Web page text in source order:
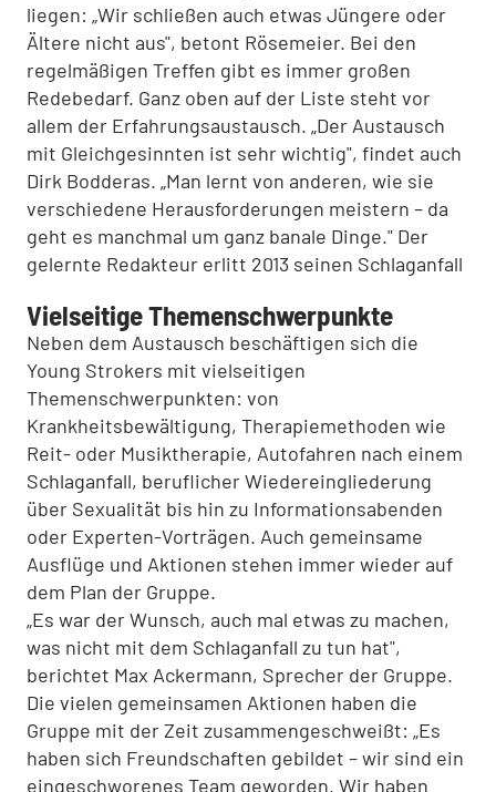
liegen: „Wir schließen auch etwas Jüngere oder
Ältere nicht aus", betont Rösemeier. Bei den
regelmäßigen Treffen gibt es immer großen
Redebedarf. Ganz oben auf der Liste steht vor
allem der Erfahrungsaustausch. „Der Austausch
mit Gleichgesinnten ist sehr wichtig", findet auch
Dirk Bodderas. „Man lernt von anderen, wie sie
verschiedene Herausforderungen meistern – da
geht es manchmal um ganz banale Dinge." Der
gelernte Redakteur erlitt 2013 seinen Schlaganfall
Vielseitige Themenschwerpunkte
Neben dem Austausch beschäftigen sich die
Young Strokers mit vielseitigen
Themenschwerpunkten: von
Krankheitsbewältigung, Therapiemethoden wie
Reit- oder Musiktherapie, Autofahren nach einem
Schlaganfall, beruflicher Wiedereingliederung
über Sexualität bis hin zu Informationsabenden
oder Experten-Vorträgen. Auch gemeinsame
Ausflüge und Aktionen stehen immer wieder auf
dem Plan der Gruppe.
„Es war der Wunsch, auch mal etwas zu machen,
was nicht mit dem Schlaganfall zu tun hat",
berichtet Max Ackermann, Sprecher der Gruppe.
Die vielen gemeinsamen Aktionen haben die
Gruppe mit der Zeit zusammengeschweißt: „Es
haben sich Freundschaften gebildet – wir sind ein
eingeschworenes Team geworden. Wir haben